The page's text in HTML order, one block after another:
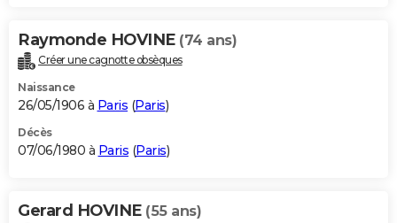
Raymonde HOVINE (74 ans)
Créer une cagnotte obsèques
Naissance
26/05/1906 à Paris (Paris)
Décès
07/06/1980 à Paris (Paris)
Gerard HOVINE (55 ans)